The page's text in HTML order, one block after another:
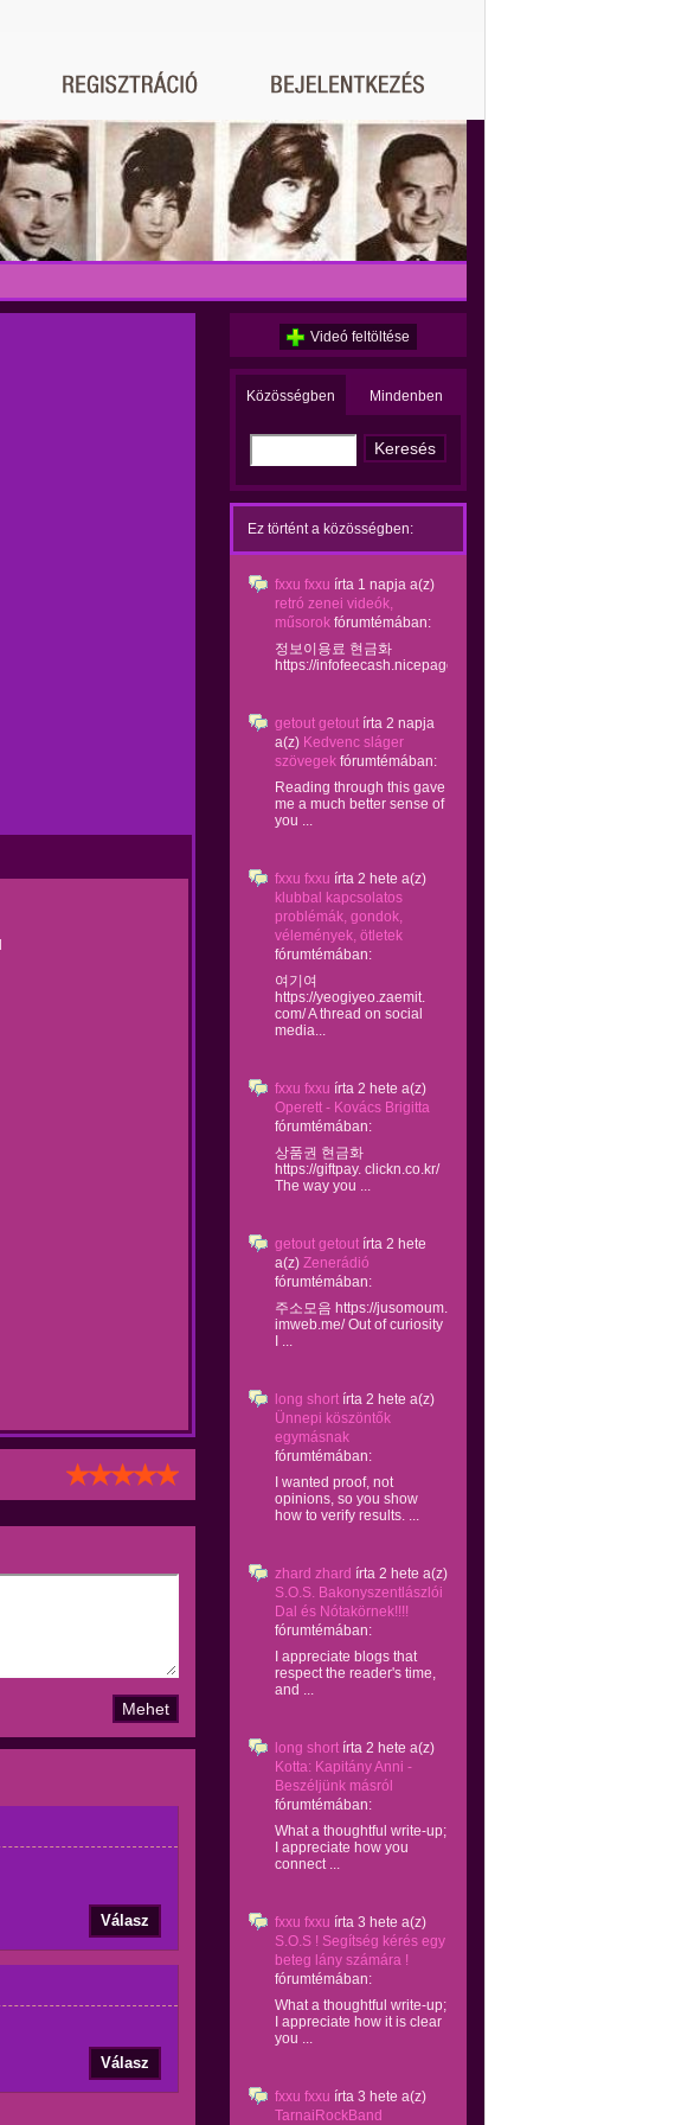
Válasz
Válasz
Videó feltöltése
Közösségben Mindenben
Ez történt a közösségben:
fxxu fxxu írta 1 napja a(z)
retró zenei videók,
műsorok fórumtémában:
정보이용료 현금화
https://infofeecash.nicepage...
getout getout írta 2 napja
a(z) Kedvenc sláger
szövegek fórumtémában:
Reading through this gave
me a much better sense of
you ...
fxxu fxxu írta 2 hete a(z)
klubbal kapcsolatos
problémák, gondok,
vélemények, ötletek
fórumtémában:
여기여
https://yeogiyeo.zaemit.
com/ A thread on social
media...
fxxu fxxu írta 2 hete a(z)
Operett - Kovács Brigitta
fórumtémában:
상품권 현금화
https://giftpay. clickn.co.kr/
The way you ...
getout getout írta 2 hete
a(z) Zenerádió
fórumtémában:
주소모음 https://jusomoum.
imweb.me/ Out of curiosity
I ...
long short írta 2 hete a(z)
Ünnepi köszöntők
egymásnak
fórumtémában:
I wanted proof, not
opinions, so you show
how to verify results. ...
zhard zhard írta 2 hete a(z)
S.O.S. Bakonyszentlászlói
Dal és Nótakörnek!!!!
fórumtémában:
I appreciate blogs that
respect the reader's time,
and ...
long short írta 2 hete a(z)
Kotta: Kapitány Anni -
Beszéljünk másról
fórumtémában:
What a thoughtful write-up;
I appreciate how you
connect ...
fxxu fxxu írta 3 hete a(z)
S.O.S ! Segítség kérés egy
beteg lány számára !
fórumtémában:
What a thoughtful write-up;
I appreciate how it is clear
you ...
fxxu fxxu írta 3 hete a(z)
TarnaiRockBand